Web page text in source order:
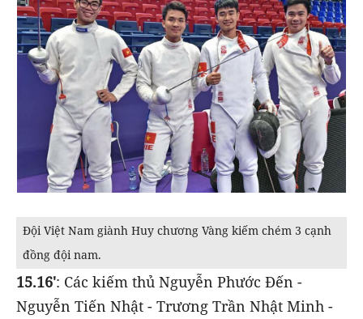
Đội Việt Nam giành Huy chương Vàng kiếm chém 3 cạnh
đồng đội nam.
15.16': Các kiếm thủ Nguyễn Phước Đến -
Nguyễn Tiến Nhật - Trương Trần Nhật Minh -